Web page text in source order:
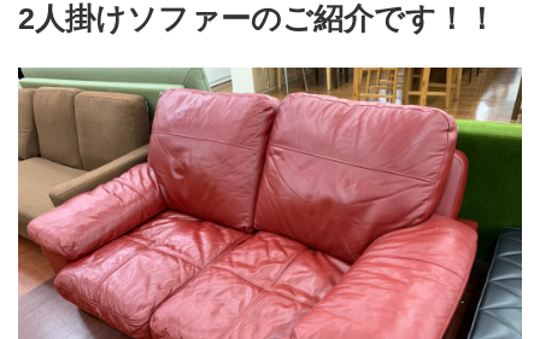
2人掛けソファーのご紹介です！！